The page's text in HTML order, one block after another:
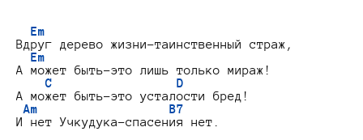
Em
Вдруг дерево жизни-таинственный страж,
Em
А может быть-это лишь только мираж!
C                 D
А может быть-это усталости бред!
Am                  B7
И нет Учкудука-спасения нет.